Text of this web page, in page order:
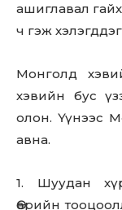
ашиглавал
ч гэж
Монголд
хэвийн бус
олон. Үүнээс
авна.
1. Шуудан
Өөрийн